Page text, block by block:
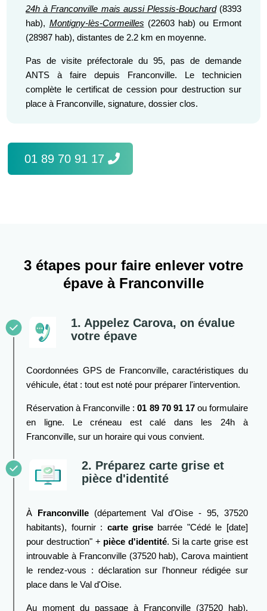
24h à Franconville mais aussi Plessis-Bouchard(8393
hab), Montigny-lès-Cormeilles (22603 hab) ou Ermont
(28987 hab), distantes de 2.2 km en moyenne.
Pas de visite préfectorale du 95, pas de demande
ANTS à faire depuis Franconville. Le technicien
complète le certificat de cession pour destruction sur
place à Franconville, signature, dossier clos.
01 89 70 91 17
3 étapes pour faire enlever votre
épave à Franconville
1. Appelez Carova, on évalue
votre épave
Coordonnées GPS de Franconville, caractéristiques du
véhicule, état : tout est noté pour préparer l'intervention.
Réservation à Franconville :01 89 70 91 17ou formulaire
en ligne. Le créneau est calé dans les 24h à
Franconville, sur un horaire qui vous convient.
2. Préparez carte grise et
pièce d'identité
À Franconville (département Val d'Oise - 95, 37520
habitants), fournir : carte grise barrée "Cédé le [date]
pour destruction" + pièce d'identité. Si la carte grise est
introuvable à Franconville (37520 hab), Carova maintient
le rendez-vous : déclaration sur l'honneur rédigée sur
place dans le Val d'Oise.
Au moment du passage à Franconville (37520 hab),